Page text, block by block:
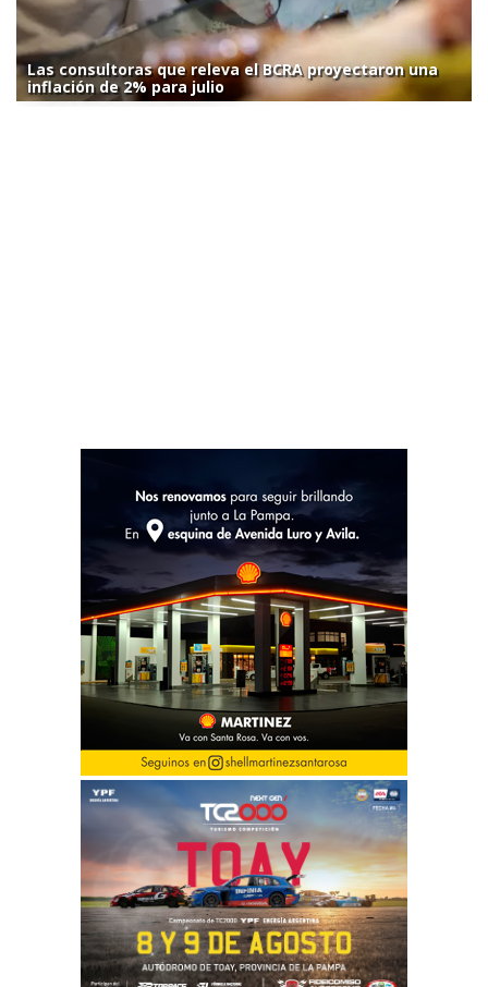
Las consultoras que releva el BCRA proyectaron una
inflación de 2% para julio